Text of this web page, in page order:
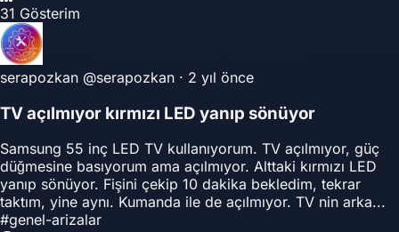
31 Gösterim
serapozkan @serapozkan · 2 yıl önce
TV açılmıyor kırmızı LED yanıp sönüyor
Samsung 55 inç LED TV kullanıyorum. TV açılmıyor, güç
düğmesine basıyorum ama açılmıyor. Alttaki kırmızı LED
yanıp sönüyor. Fişini çekip 10 dakika bekledim, tekrar
taktım, yine aynı. Kumanda ile de açılmıyor. TV nin arka...
#genel-arizalar